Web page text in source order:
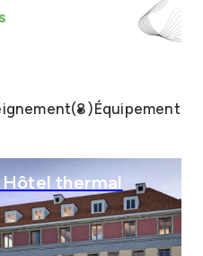
(8)Équipement
Hôtel thermal